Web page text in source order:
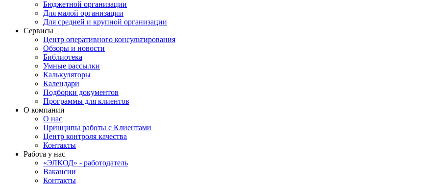
Бюджетной организации
Для малой организации
Для средней и крупной организации
Сервисы
Центр оперативного консультирования
Обзоры и новости
Библиотека
Умные рассылки
Калькуляторы
Календари
Подборки документов
Программы для клиентов
О компании
О нас
Принципы работы с Клиентами
Центр контроля качества
Контакты
Работа у нас
«ЭЛКОД» - работодатель
Вакансии
Контакты